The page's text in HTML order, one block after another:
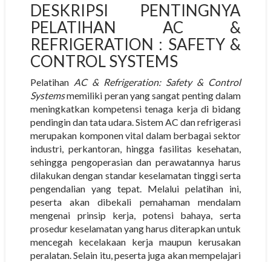
DESKRIPSI PENTINGNYA
PELATIHAN AC &
REFRIGERATION : SAFETY &
CONTROL SYSTEMS
Pelatihan AC & Refrigeration: Safety & Control
Systemsmemiliki peran yang sangat penting dalam
meningkatkan kompetensi tenaga kerja di bidang
pendingin dan tata udara. Sistem AC dan refrigerasi
merupakan komponen vital dalam berbagai sektor
industri, perkantoran, hingga fasilitas kesehatan,
sehingga pengoperasian dan perawatannya harus
dilakukan dengan standar keselamatan tinggi serta
pengendalian yang tepat. Melalui pelatihan ini,
peserta akan dibekali pemahaman mendalam
mengenai prinsip kerja, potensi bahaya, serta
prosedur keselamatan yang harus diterapkan untuk
mencegah kecelakaan kerja maupun kerusakan
peralatan. Selain itu, peserta juga akan mempelajari